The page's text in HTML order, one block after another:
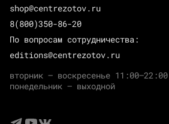
shop@centrezotov.ru
8(800)350-86-20
По вопросам сотрудничества:
editions@centrezotov.ru
вторник — воскресенье 11:00–22:00
понедельник — выходной